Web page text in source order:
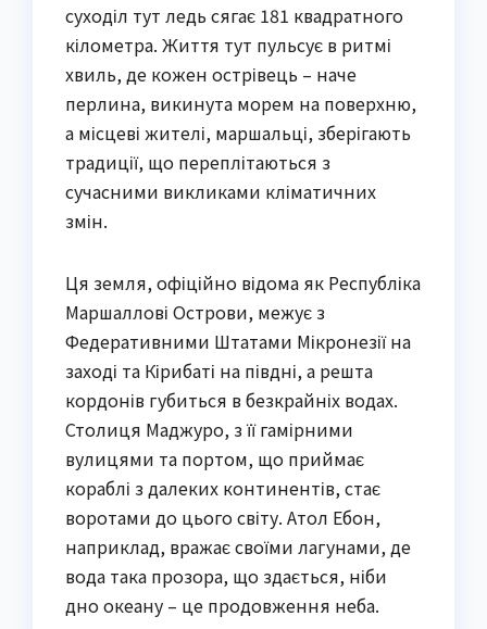
суходіл тут ледь сягає 181 квадратного
кілометра. Життя тут пульсує в ритмі
хвиль, де кожен острівець – наче
перлина, викинута морем на поверхню,
а місцеві жителі, маршальці, зберігають
традиції, що переплітаються з
сучасними викликами кліматичних
змін.
Ця земля, офіційно відома як Республіка
Маршаллові Острови, межує з
Федеративними Штатами Мікронезії на
заході та Кірибаті на півдні, а решта
кордонів губиться в безкрайніх водах.
Столиця Маджуро, з її гамірними
вулицями та портом, що приймає
кораблі з далеких континентів, стає
воротами до цього світу. Атол Ебон,
наприклад, вражає своїми лагунами, де
вода така прозора, що здається, ніби
дно океану – це продовження неба.